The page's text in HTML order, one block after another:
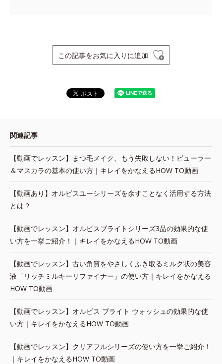
この記事をお気に入りに追加
関連記事
【動画でレッスン】まつ毛メイク、もう失敗しない！ビューラー
＆マスカラの基本の使い方｜キレイをかなえるHOW TO動画
【動画あり】オルビスユーシリーズを余すことなく活用する方法
とは？
【動画でレッスン】オルビスブライトシリーズ3品の効果的な使
い方を一挙ご紹介！｜キレイをかなえるHOW TO動画
【動画でレッスン】古い角質をやさしくふき取るミルク状の美容
液「リッチミルキーリファイナー」の使い方｜キレイをかなえる
HOW TO動画
【動画でレッスン】オルビス ブライト ウォッシュの効果的な使
い方｜キレイをかなえるHOW TO動画
【動画でレッスン】クリアフルシリーズの使い方を一挙ご紹介！
｜キレイをかなえるHOW TO動画